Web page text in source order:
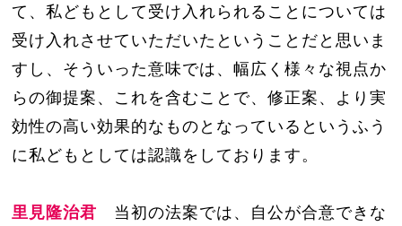
て、私どもとして受け入れられることについては
受け入れさせていただいたということだと思いま
すし、そういった意味では、幅広く様々な視点か
らの御提案、これを含むことで、修正案、より実
効性の高い効果的なものとなっているというふう
に私どもとしては認識をしております。
里見隆治君 当初の法案では、自公が合意できな